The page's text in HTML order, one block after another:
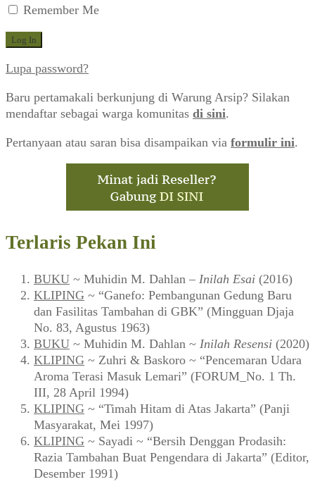
Remember Me
Lupa password?
Baru pertamakali berkunjung di Warung Arsip? Silakan
mendaftar sebagai warga komunitas di sini.
Pertanyaan atau saran bisa disampaikan via formulir ini.
Terlaris Pekan Ini
BUKU ~ Muhidin M. Dahlan – Inilah Esai (2016)
KLIPING ~ “Ganefo: Pembangunan Gedung Baru
dan Fasilitas Tambahan di GBK” (Mingguan Djaja
No. 83, Agustus 1963)
BUKU ~ Muhidin M. Dahlan ~ Inilah Resensi (2020)
KLIPING ~ Zuhri & Baskoro ~ “Pencemaran Udara
Aroma Terasi Masuk Lemari” (FORUM_No. 1 Th.
III, 28 April 1994)
KLIPING ~ “Timah Hitam di Atas Jakarta” (Panji
Masyarakat, Mei 1997)
KLIPING ~ Sayadi ~ “Bersih Denggan Prodasih:
Razia Tambahan Buat Pengendara di Jakarta” (Editor,
Desember 1991)